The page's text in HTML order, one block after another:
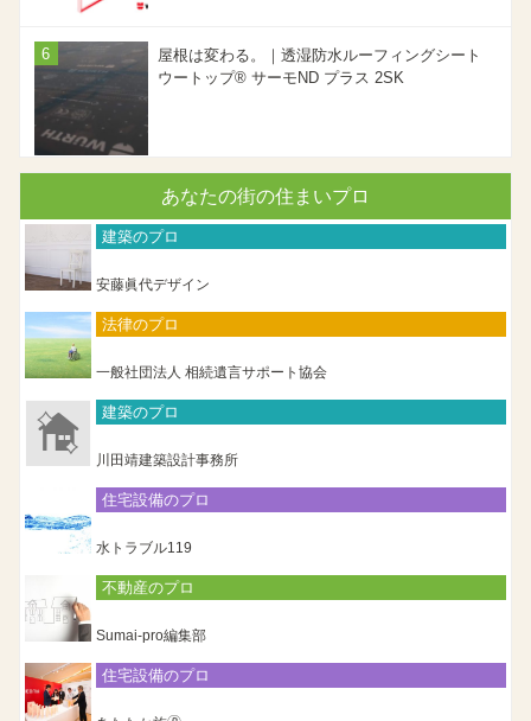
屋根は変わる。｜透湿防水ルーフィングシート
ウートップ® サーモND プラス 2SK
あなたの街の住まいプロ
建築のプロ
安藤眞代デザイン
法律のプロ
一般社団法人 相続遺言サポート協会
建築のプロ
川田靖建築設計事務所
住宅設備のプロ
水トラブル119
不動産のプロ
Sumai-pro編集部
住宅設備のプロ